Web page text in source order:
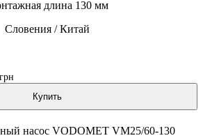
длина 130 мм
Словения / Китай
Купить
насос VODOMET VM25/60-130